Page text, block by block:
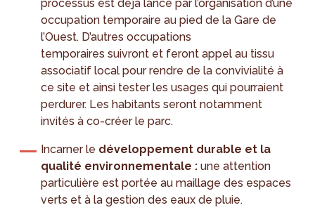
processus est déjà lancé par l’organisation d’une
occupation temporaire au pied de la Gare de
l’Ouest. D’autres occupations
temporaires suivront et feront appel au tissu
associatif local pour rendre de la convivialité à
ce site et ainsi tester les usages qui pourraient
perdurer. Les habitants seront notamment
invités à co-créer le parc.
Incarner le développement durable et la
qualité environnementale : une attention
particulière est portée au maillage des espaces
verts et à la gestion des eaux de pluie.